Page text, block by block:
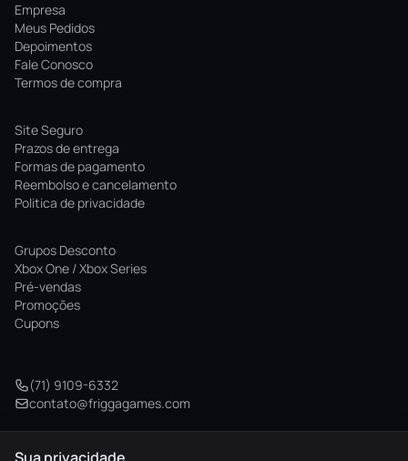
Empresa
Meus Pedidos
Depoimentos
Fale Conosco
Termos de compra
Site Seguro
Prazos de entrega
Formas de pagamento
Reembolso e cancelamento
Politica de privacidade
Grupos Desconto
Xbox One / Xbox Series
Pré-vendas
Promoções
Cupons
(71) 9109-6332
contato@friggagames.com